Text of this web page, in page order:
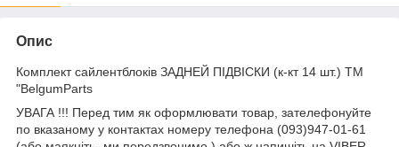
Опис
Комплект сайлентблоків ЗАДНЕЙ ПІДВІСКИ (к-кт 14 шт.) TM
"BelgumParts
УВАГА !!! Перед тим як оформлювати товар, зателефонуйте
по вказаному у контактах номеру телефона (093)947-01-61